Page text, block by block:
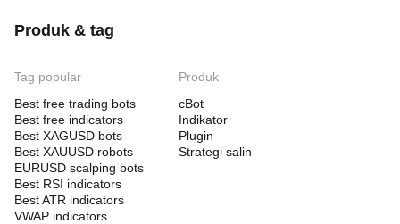
Produk & tag
Tag popular
Best free trading bots
Best free indicators
Best XAGUSD bots
Best XAUUSD robots
EURUSD scalping bots
Best RSI indicators
Best ATR indicators
VWAP indicators
Produk
cBot
Indikator
Plugin
Strategi salin